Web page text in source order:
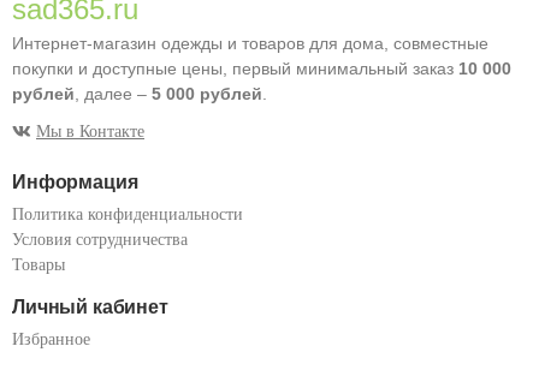
sad365.ru
Интернет-магазин одежды и товаров для дома, совместные
покупки и доступные цены, первый минимальный заказ 10 000
рублей , далее – 5 000 рублей
Мы в Контакте
Информация
Политика конфиденциальности
Условия сотрудничества
Товары
Личный кабинет
Избранное